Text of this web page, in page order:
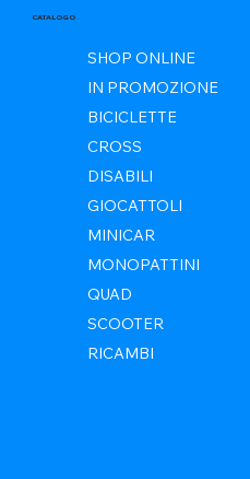
CATALOGO
SHOP ONLINE
IN PROMOZIONE
BICICLETTE
CROSS
DISABILI
GIOCATTOLI
MINICAR
MONOPATTINI
QUAD
SCOOTER
RICAMBI